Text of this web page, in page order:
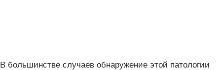
В большинстве случаев обнаружение этой патологии